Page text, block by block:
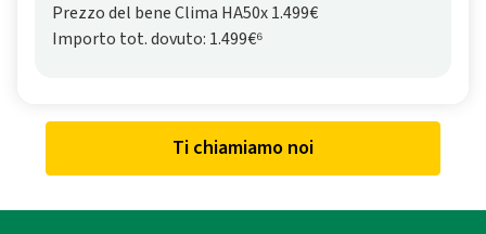
Prezzo del bene Clima HA50x 1.499€
Importo tot. dovuto: 1.499€⁶
Ti chiamiamo noi